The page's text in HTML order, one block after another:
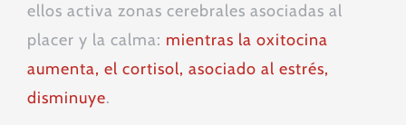
ellos activa zonas cerebrales asociadas al
placer y la calma: mientras la oxitocina
aumenta, el cortisol, asociado al estrés,
disminuye.